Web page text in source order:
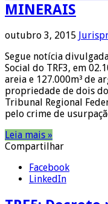
MINERAIS
outubro 3, 2015
Segue notícia
Social do TRF3, em
areia e 127.000m³ de
propriedade de dois
Tribunal Regional
pelo crime de
Leia mais »
Compartilhar
Facebook
LinkedIn